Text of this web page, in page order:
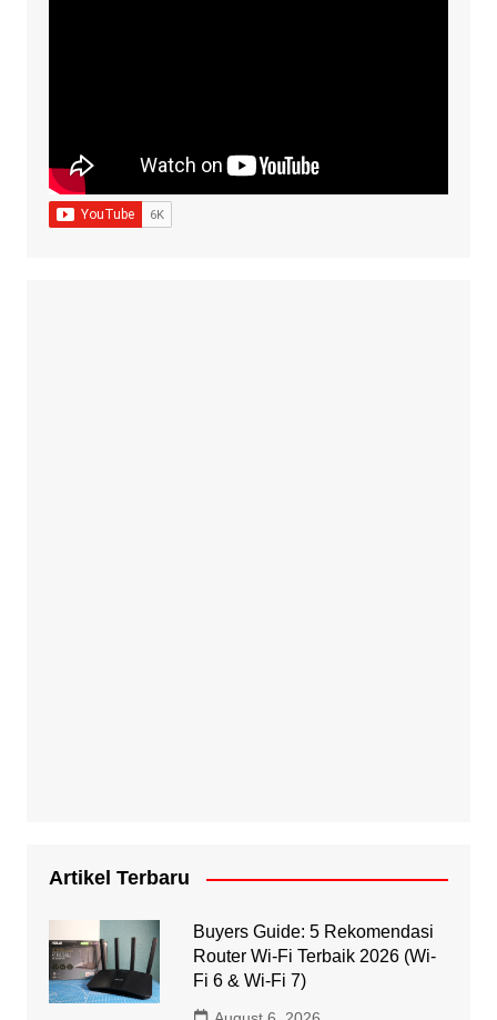
Artikel Terbaru
Buyers Guide: 5 Rekomendasi
Router Wi-Fi Terbaik 2026 (Wi-
Fi 6 & Wi-Fi 7)